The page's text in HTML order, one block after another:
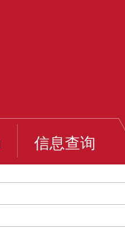
信息查询